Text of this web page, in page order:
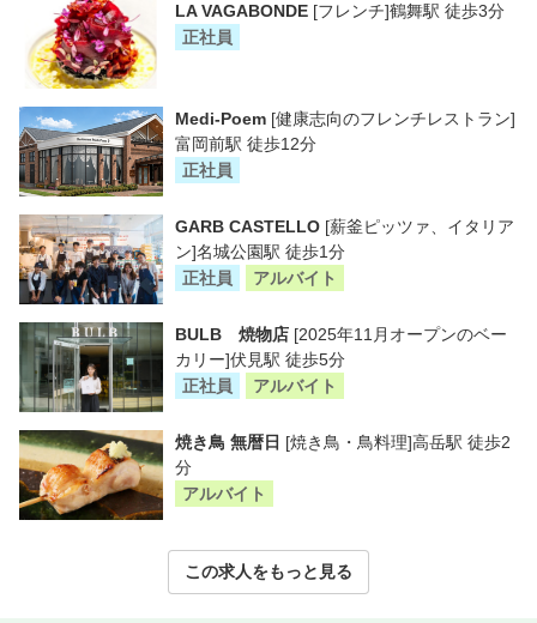
LA VAGABONDE [フレンチ]鶴舞駅 徒歩3分
正社員
Medi-Poem [健康志向のフレンチレストラン]
富岡前駅 徒歩12分
正社員
GARB CASTELLO [薪釜ピッツァ、イタリア
ン]名城公園駅 徒歩1分
正社員
アルバイト
BULB 焼物店 [2025年11月オープンのベー
カリー]伏見駅 徒歩5分
正社員
アルバイト
焼き鳥 無暦日 [焼き鳥・鳥料理]高岳駅 徒歩2
分
アルバイト
この求人をもっと見る